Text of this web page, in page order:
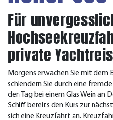
Für
private
Morgens erwachen Sie mit
schlendern Sie durch eine
den Tag bei einem Glas Wein an
Schiff bereits den Kurs zur
sich eine Kreuzfahrt an.